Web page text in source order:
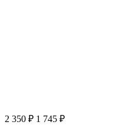
2 350 ₽ 1 745 ₽